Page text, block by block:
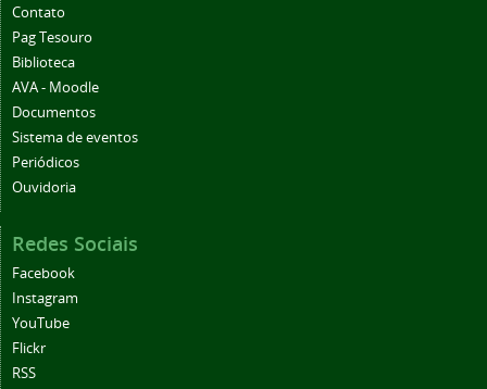
Contato
Pag Tesouro
Biblioteca
AVA - Moodle
Documentos
Sistema de eventos
Periódicos
Ouvidoria
Redes Sociais
Facebook
Instagram
YouTube
Flickr
RSS